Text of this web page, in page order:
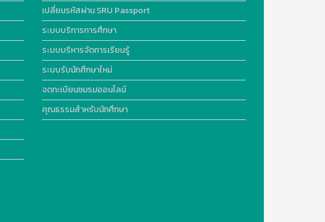
เปลี่ยนรหัสผ่าน SRU Passport
ระบบบริการการศึกษา
ระบบบริหารจัดการเรียนรู้
ระบบรับนักศึกษาใหม่
จดทะเบียนชมรมออนไลน์
คุณธรรมสำหรับนักศึกษา